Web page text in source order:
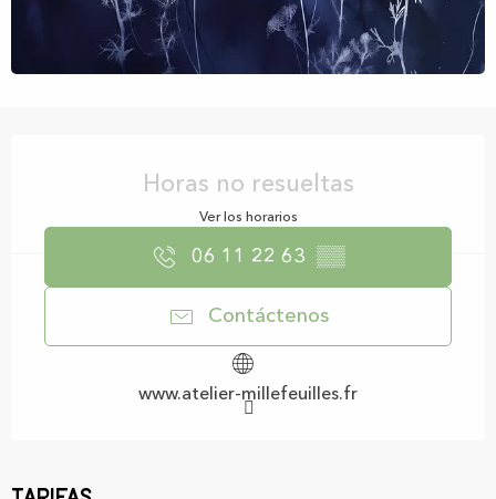
Horas no resueltas
Ver los horarios
06 11 22 63 ▒▒
Contáctenos
www.atelier-millefeuilles.fr